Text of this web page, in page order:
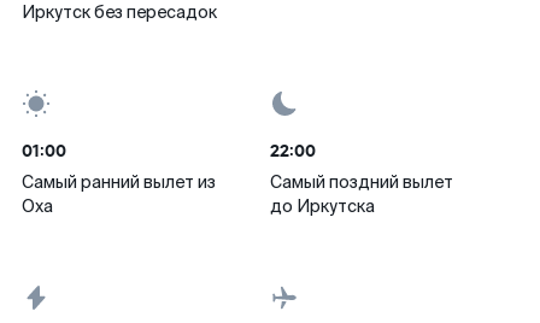
Иркутск без пересадок
01:00
Самый ранний вылет из
Оха
22:00
Самый поздний вылет
до Иркутска